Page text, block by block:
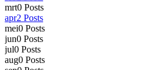
mrt0 Posts
apr2 Posts
mei0 Posts
jun0 Posts
jul0 Posts
aug0 Posts